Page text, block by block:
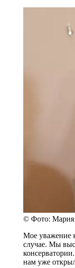
© Фото: Мария
Мое уважение
случае. Мы
нам уже